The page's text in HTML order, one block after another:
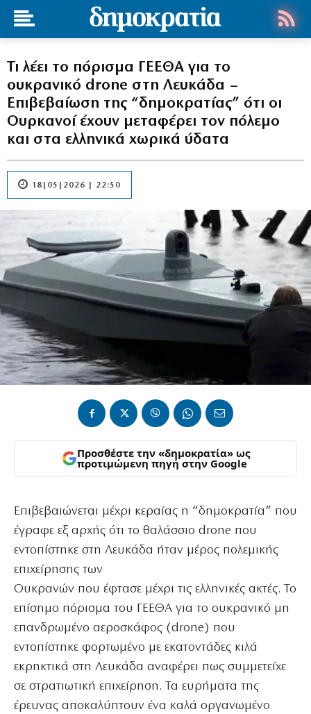
Τι λέει το πόρισμα ΓΕΕΘΑ για το
ουκρανικό drone στη Λευκάδα –
Επιβεβαίωση της “δημοκρατίας” ότι οι
Ουρκανοί έχουν μεταφέρει τον πόλεμο
και στα ελληνικά χωρικά ύδατα
18|05|2026 | 22:50
Προσθέστε την «δημοκρατία» ως
προτιμώμενη πηγή στην Google
Επιβεβαιώνεται μέχρι κεραίας η “δημοκρατία” που
έγραφε εξ αρχής ότι το θαλάσσιο drone που
εντοπίστηκε στη Λευκάδα ήταν μέρος πολεμικής
επιχείρησης των
Ουκρανών που έφτασε μέχρι τις ελληνικές ακτές. Το
επίσημο πόρισμα του ΓΕΕΘΑ για το ουκρανικό μη
επανδρωμένο αεροσκάφος (drone) που
εντοπίστηκε φορτωμένο με εκατοντάδες κιλά
εκρηκτικά στη Λευκάδα αναφέρει πως συμμετείχε
σε στρατιωτική επιχείρηση. Τα ευρήματα της
έρευνας αποκαλύπτουν ένα καλά οργανωμένο